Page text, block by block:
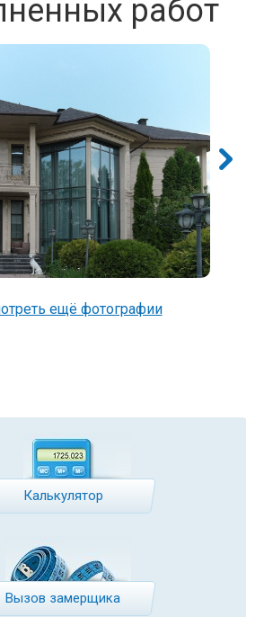
работ
ещё фотографии
Калькулятор
Вызов замерщика